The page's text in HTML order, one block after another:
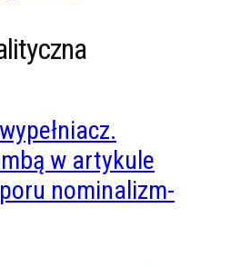
w artykule
nominalizm-